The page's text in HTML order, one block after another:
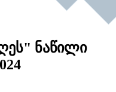
ნაწილი